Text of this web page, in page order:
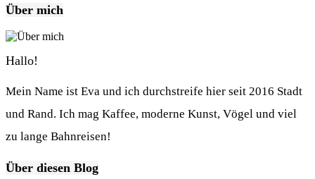
Über mich
Hallo!
Mein Name ist Eva und ich durchstreife hier seit 2016 Stadt
und Rand. Ich mag Kaffee, moderne Kunst, Vögel und viel
zu lange Bahnreisen!
Über diesen Blog